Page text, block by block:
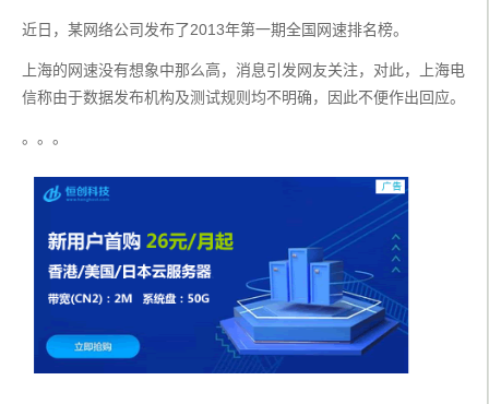
近日，某网络公司发布了2013年第一期全国网速排名榜。
上海的网速没有想象中那么高，消息引发网友关注，对此，上海电
信称由于数据发布机构及测试规则均不明确，因此不便作出回应。
。。。